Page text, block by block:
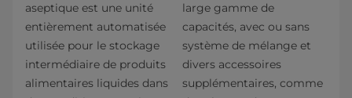
aseptique est une unité
entièrement automatisée
utilisée pour le stockage
intermédiaire de produits
alimentaires liquides dans
large gamme de
capacités, avec ou sans
système de mélange et
divers accessoires
supplémentaires, comme